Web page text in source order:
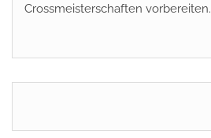
Crossmeisterschaften vorbereiten.